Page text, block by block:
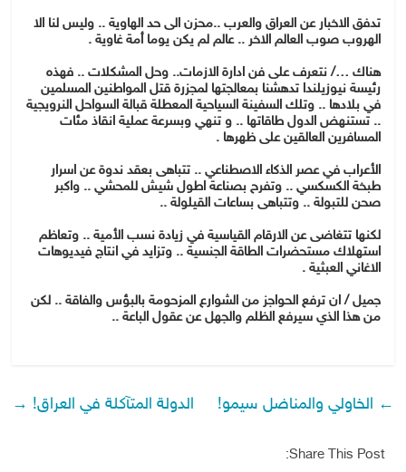
تدفق الاخبار عن العراق والعرب ..محزن الى حد الهاوية .. وليس لنا الا
الهروب صوب العالم الاخر .. عالم لم يكن يوما أمة غاوية .
هناك …/ نتعرف على فن ادارة الازمات.. وحل المشكلات .. فهذه
رئيسة نيوزيلندا تدهشنا بمعالجتها لمجزرة قتل المواطنين المسلمين
في بلادها .. وتلك السفينة السياحية المعطلة قبالة السواحل النرويجية
.. تستنهض الدول طاقاتها .. و تنهي وبسرعة عملية انقاذ مئات
المسافرين العالقين على ظهرها .
الأعراب في عصر الذكاء الاصطناعي .. تتباهى بعقد ندوة عن اسرار
طبخة الكسكسي .. وتفرح بصناعة اطول شيش للمحشي .. واكبر
صحن للتبولة .. وتتباهى بساعات القيلولة ..
لكنها تتغاضى عن الارقام القياسية في زيادة نسب الأمية .. وتعاظم
استهلاك مستحضرات الطاقة الجنسية .. وتزايد في انتاج فيديوهات
الاغاني العبثية .
جميل / ان ترفع الحواجز من الشوارع المزحومة بالبؤس والفاقة .. لكن
من هذا الذي سيرفع الظلم والجهل عن عقول الباعة ..
← الخاولي والمناضل سيمو! الدولة المتآكلة في العراق! →
Share This Post: